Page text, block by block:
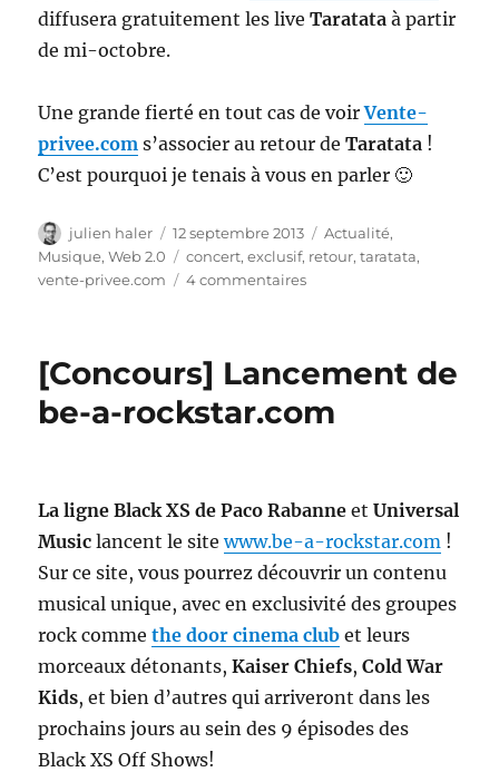
diffusera gratuitement les liveTaratataà partir
de mi-octobre.
Une grande fierté en tout cas de voirVente-
privee.com s’associer au retour deTaratata !
C’est pourquoi je tenais à vous en parler 🙂
Auteur
julien haler
Publié
le
12 septembre 2013 Catégories
Actualité,
Musique,Web 2.0 Étiquettes
concert,exclusif, retour,taratata,
vente-privee.com
4 commentairessur
20
avec
[Concours] Lancement de
be-a-rockstar.com
La ligne Black XS de Paco Rabanne etUniversal
Music lancent le sitewww.be-a-rockstar.com !
Sur ce site, vous pourrez découvrir un contenu
musical unique, avec en exclusivité des groupes
rock commethe door cinema club et leurs
morceaux détonants,Kaiser Chiefs,Cold War
Kids, et bien d’autres qui arriveront dans les
prochains jours au sein des 9 épisodes des
Black XS Off Shows!